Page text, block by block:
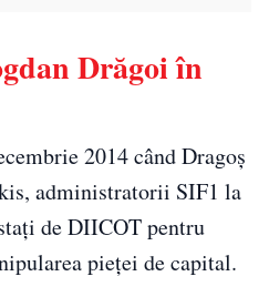
Drăgoi în
2014 când Dragoș
administratorii SIF1 la
de DIICOT pentru
pieței de capital.